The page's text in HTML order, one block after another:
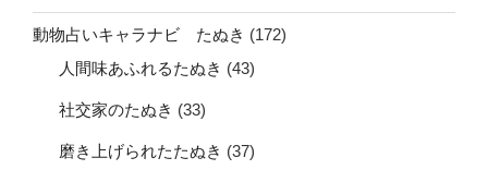
動物占いキャラナビ たぬき (172)
人間味あふれるたぬき (43)
社交家のたぬき (33)
磨き上げられたたぬき (37)